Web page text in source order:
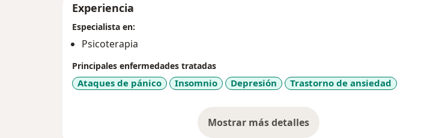
Experiencia
Especialista en:
Psicoterapia
Principales enfermedades tratadas
Ataques de pánico Insomnio Depresión Trastorno de ansiedad
Mostrar más detalles
sobre la experiencia